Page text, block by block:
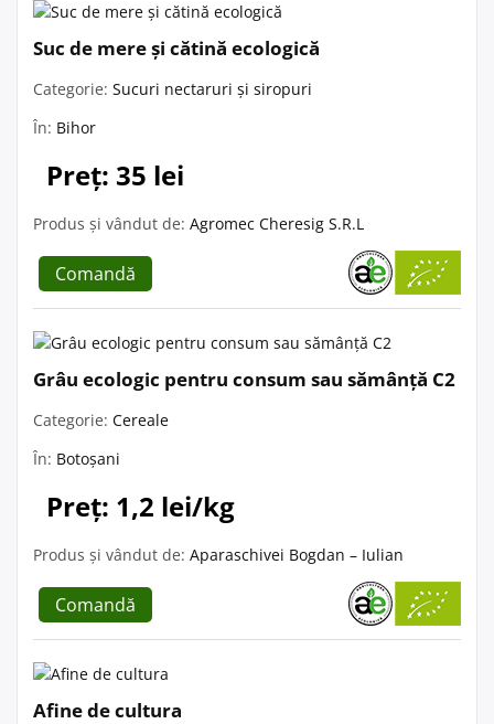
Suc de mere și cătină ecologică
Categorie: Sucuri nectaruri și siropuri
În: Bihor
Preț: 35 lei
Produs și vândut de: Agromec Cheresig S.R.L
Comandă
Grâu ecologic pentru consum sau sămânță C2
Categorie: Cereale
În: Botoșani
Preț: 1,2 lei/kg
Produs și vândut de: Aparaschivei Bogdan – Iulian
Comandă
Afine de cultura